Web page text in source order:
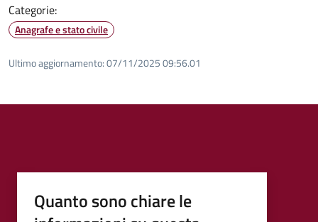
Categorie:
Anagrafe e stato civile
Ultimo aggiornamento:07/11/2025 09:56.01
Quanto sono chiare le